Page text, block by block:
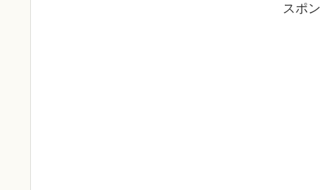
スポ